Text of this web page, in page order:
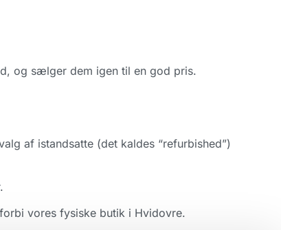
og sælger dem igen til en god pris.
af istandsatte (det kaldes “refurbished”)
vores fysiske butik i Hvidovre.